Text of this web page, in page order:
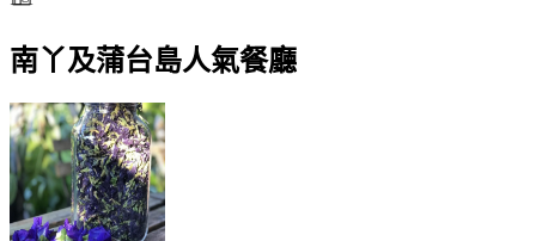
南丫及蒲台島人氣餐廳